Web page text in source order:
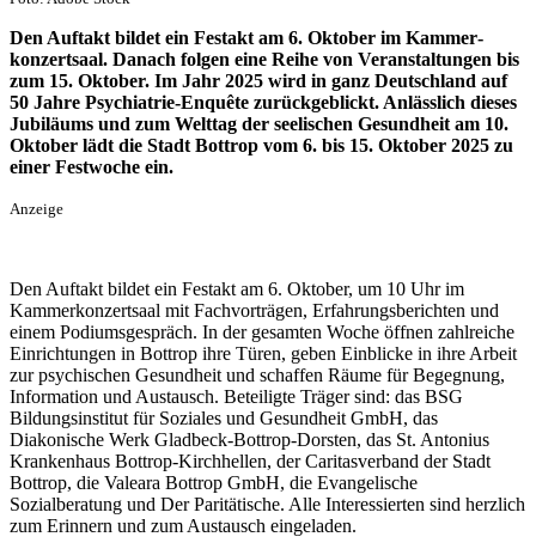
Den Auftakt bildet ein Festakt am 6. Oktober im Kammer­
konzertsaal. Danach folgen eine Reihe von Veranstaltungen bis
zum 15. Oktober. Im Jahr 2025 wird in ganz Deutschland auf
50 Jahre Psychiatrie-Enquête zurückgeblickt. Anlässlich dieses
Jubiläums und zum Welttag der seelischen Gesundheit am 10.
Oktober lädt die Stadt Bottrop vom 6. bis 15. Oktober 2025 zu
einer Festwoche ein.
Anzeige
Den Auftakt bildet ein Festakt am 6. Oktober, um 10 Uhr im
Kammerkonzertsaal mit Fachvorträgen, Erfahrungsberichten und
einem Podiumsgespräch. In der gesamten Woche öffnen zahlreiche
Einrichtungen in Bottrop ihre Türen, geben Einblicke in ihre Arbeit
zur psychischen Gesundheit und schaffen Räume für Begegnung,
Information und Austausch. Beteiligte Träger sind: das BSG
Bildungsinstitut für Soziales und Gesundheit GmbH, das
Diakonische Werk Gladbeck-Bottrop-Dorsten, das St. Antonius
Krankenhaus Bottrop-Kirchhellen, der Caritasverband der Stadt
Bottrop, die Valeara Bottrop GmbH, die Evangelische
Sozialberatung und Der Paritätische. Alle Interessierten sind herzlich
zum Erinnern und zum Austausch eingeladen.